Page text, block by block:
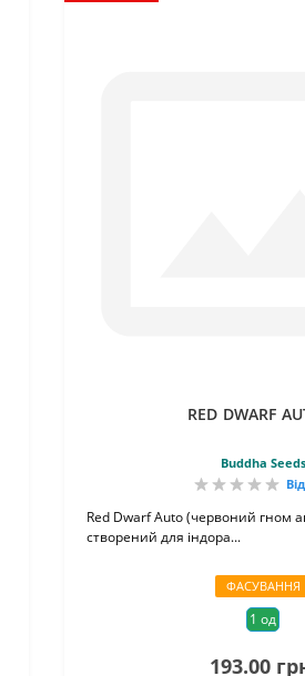
RED DWARF
Buddha Seeds
Red Dwarf Auto (червоний гном
створений для індора...
ФАСУВАННЯ
1 од
193.00